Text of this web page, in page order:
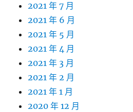
2021 年 7 月
2021 年 6 月
2021 年 5 月
2021 年 4 月
2021 年 3 月
2021 年 2 月
2021 年 1 月
2020 年 12 月